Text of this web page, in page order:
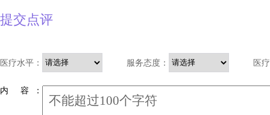
提交点评
医疗水平： 服务态度： 医
内 容 ：